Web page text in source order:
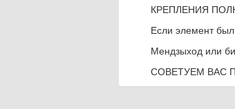
КРЕПЛЕНИЯ
Если элемент
Мендзыход или
СОВЕТУЕМ ВАС